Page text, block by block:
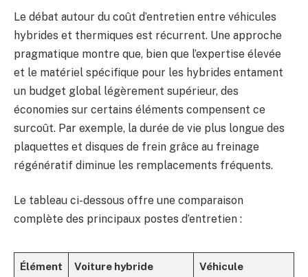
Le débat autour du coût d’entretien entre véhicules
hybrides et thermiques est récurrent. Une approche
pragmatique montre que, bien que l’expertise élevée
et le matériel spécifique pour les hybrides entament
un budget global légèrement supérieur, des
économies sur certains éléments compensent ce
surcoût. Par exemple, la durée de vie plus longue des
plaquettes et disques de frein grâce au freinage
régénératif diminue les remplacements fréquents.
Le tableau ci-dessous offre une comparaison
complète des principaux postes d’entretien :
Élément Voiture hybride
Véhicule